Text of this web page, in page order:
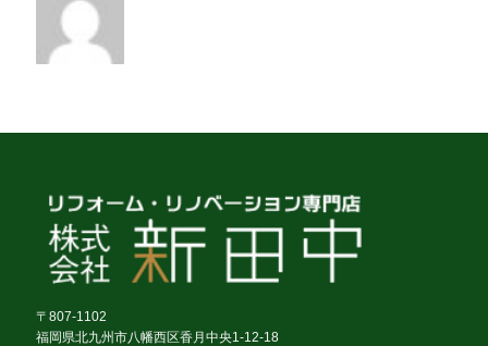
〒807-1102
福岡県北九州市八幡西区香月中央1-12-18